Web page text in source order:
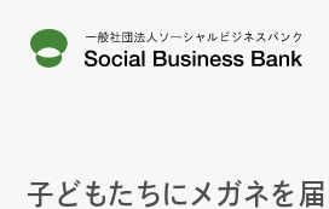
子どもたちにメガネを